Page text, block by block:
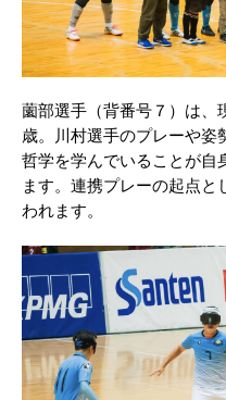
薗部選手（背番号７）は、
歳。川村選手のプレーや姿
哲学を学んでいることが自
ます。連携プレーの起点と
われます。